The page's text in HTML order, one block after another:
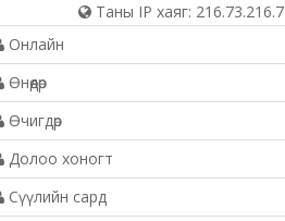
Таны IP хаяг: 216.73.216.7
Онлайн
Өнөөдөр
Өчигдөр
Долоо хоногт
Сүүлийн сард